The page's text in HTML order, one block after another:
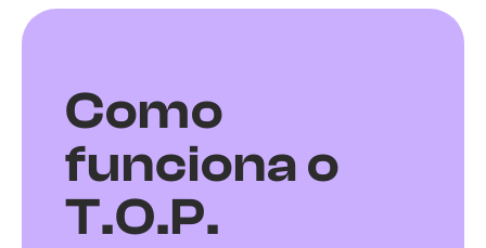
Como
funciona o
T.O.P.